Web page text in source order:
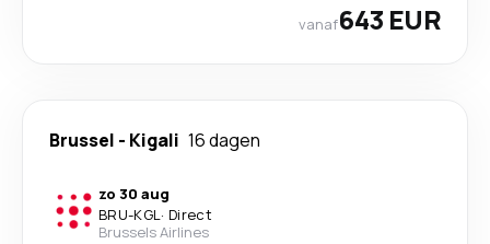
vanaf643 EUR
Brussel - Kigali 16 dagen
zo 30 aug
BRU-KGL· Direct
Brussels Airlines